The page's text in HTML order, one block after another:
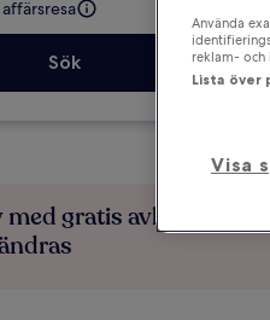
Sök
gratis avbokning om
Använda
reklam- och
Lista över
Visa